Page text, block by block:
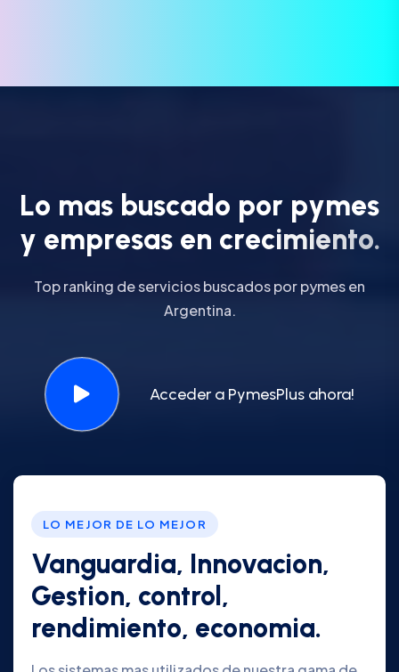
Lo mas buscado por pymes
y empresas en crecimiento.
Top ranking de servicios buscados por pymes en
Argentina.
Acceder a PymesPlus ahora!
LO MEJOR DE LO MEJOR
Vanguardia, Innovacion,
Gestion, control,
rendimiento, economia.